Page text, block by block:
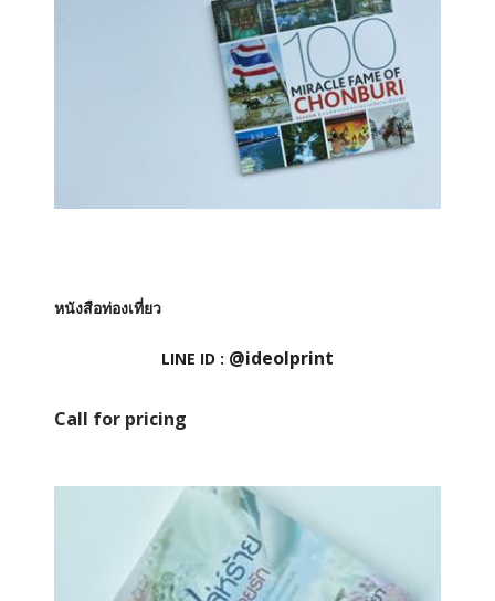
หนังสือท่องเที่ยว
LINE ID : @ideolprint
Call for pricing